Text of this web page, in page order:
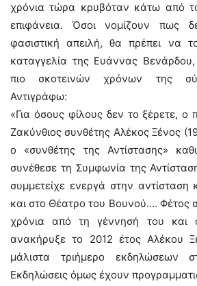
χρόνια τώρα κρυβόταν κάτω από
επιφάνεια. Όσοι νομίζουν πως
φασιστική απειλή, θα πρέπει να
καταγγελία της Ευάννας
πιο σκοτεινών χρόνων της
Αντιγράφω:
«Για όσους φίλους δεν το ξέρετε, ο
Ζακύνθιος συνθέτης Αλέκος Ξένος
ο «συνθέτης της Αντίστασης»
συνέθεσε τη Συμφωνία της
συμμετείχε ενεργά στην
και στο Θέατρο του Βουνού…. Φέτος
χρόνια από τη γέννησή του και
ανακήρυξε το 2012 έτος Αλέκου
μάλιστα τριήμερο εκδηλώσεων
Εκδηλώσεις όμως έχουν